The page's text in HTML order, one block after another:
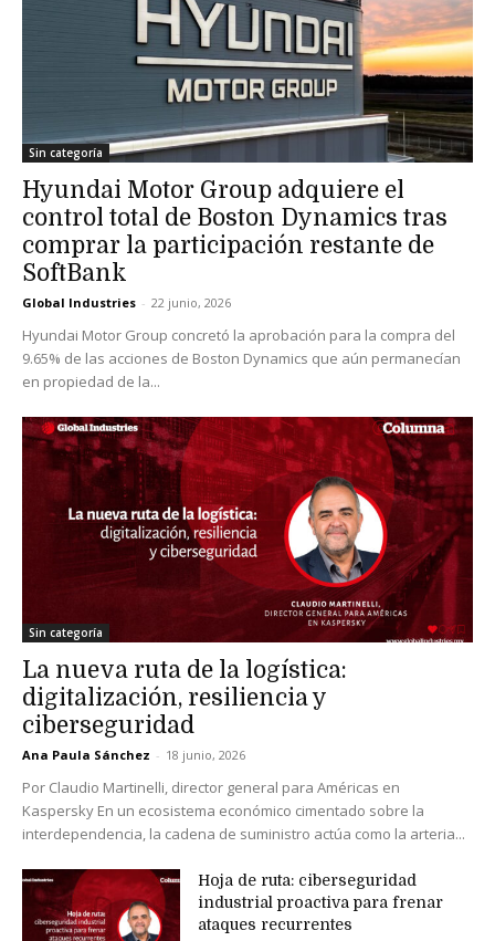
Sin categoría
Hyundai Motor Group adquiere el
control total de Boston Dynamics tras
comprar la participación restante de
SoftBank
Global Industries - 22 junio, 2026
Hyundai Motor Group concretó la aprobación para la compra del
9.65% de las acciones de Boston Dynamics que aún permanecían
en propiedad de la...
Sin categoría
La nueva ruta de la logística:
digitalización, resiliencia y
ciberseguridad
Ana Paula Sánchez - 18 junio, 2026
Por Claudio Martinelli, director general para Américas en
Kaspersky En un ecosistema económico cimentado sobre la
interdependencia, la cadena de suministro actúa como la arteria...
Hoja de ruta: ciberseguridad
industrial proactiva para frenar
ataques recurrentes